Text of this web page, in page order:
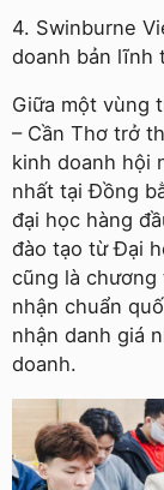
4. Swinburne
doanh bản lĩnh
Giữa một vùng
– Cần Thơ trở
kinh doanh hội
nhất tại Đồng
đại học hàng
đào tạo từ Đại
cũng là
nhận chuẩn
nhận danh giá
doanh.